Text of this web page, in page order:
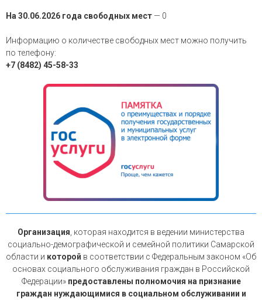
На 30.06.2026 года свободных мест — 0
Информацию о количестве свободных мест можно получить
по телефону:
+7 (8482) 45-58-33
Организация , которая находится в ведении министерства
социально-демографической и семейной политики Самарской
области и которой в соответствии с Федеральным законом «Об
основах социального обслуживания граждан в Российской
Федерации» предоставлены полномочия на признание
граждан нуждающимися в социальном обслуживании и